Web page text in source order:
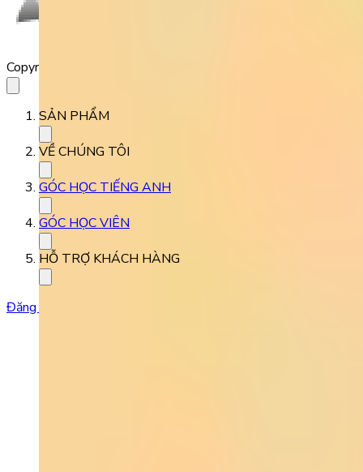
Copyright 2023 Babilala Class
SẢN PHẨM
VỀ CHÚNG TÔI
GÓC HỌC TIẾNG ANH
GÓC HỌC VIÊN
HỖ TRỢ KHÁCH HÀNG
Đăng ký học